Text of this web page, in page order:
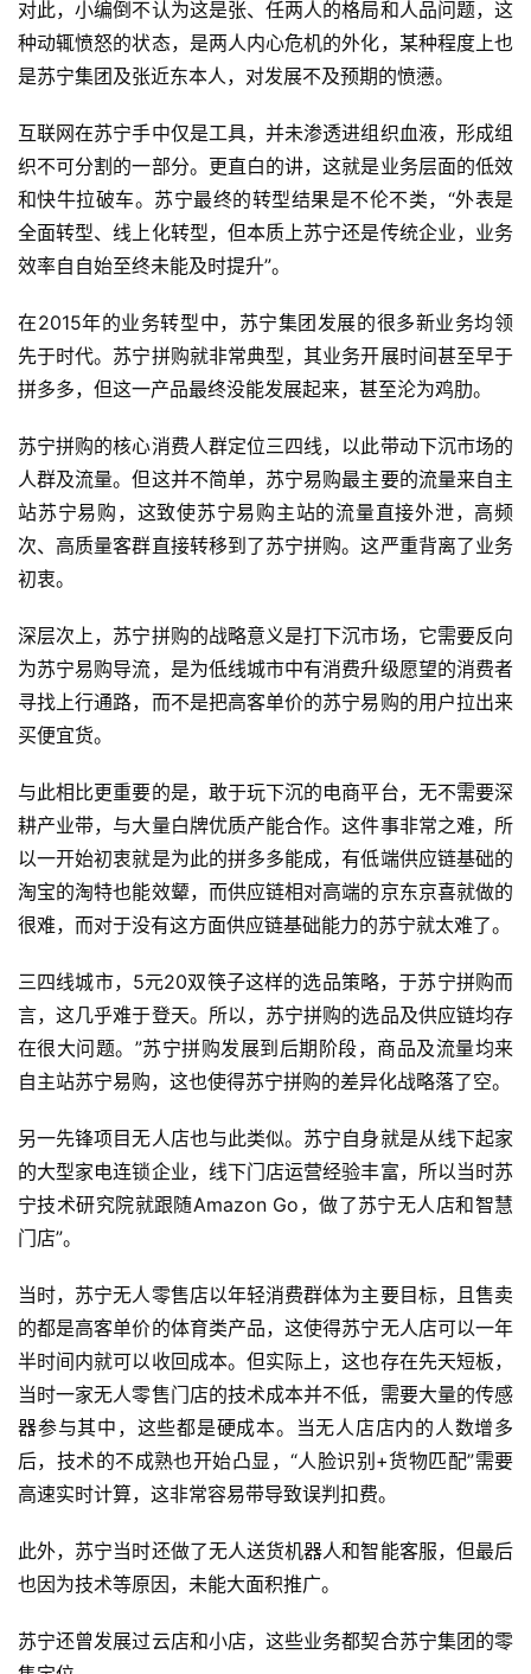
对此，小编倒不认为这是张、任两人的格局和人品问题，这
种动辄愤怒的状态，是两人内心危机的外化，某种程度上也
是苏宁集团及张近东本人，对发展不及预期的愤懑。
互联网在苏宁手中仅是工具，并未渗透进组织血液，形成组
织不可分割的一部分。更直白的讲，这就是业务层面的低效
和快牛拉破车。苏宁最终的转型结果是不伦不类，“外表是
全面转型、线上化转型，但本质上苏宁还是传统企业，业务
效率自自始至终未能及时提升”。
在2015年的业务转型中，苏宁集团发展的很多新业务均领
先于时代。苏宁拼购就非常典型，其业务开展时间甚至早于
拼多多，但这一产品最终没能发展起来，甚至沦为鸡肋。
苏宁拼购的核心消费人群定位三四线，以此带动下沉市场的
人群及流量。但这并不简单，苏宁易购最主要的流量来自主
站苏宁易购，这致使苏宁易购主站的流量直接外泄，高频
次、高质量客群直接转移到了苏宁拼购。这严重背离了业务
初衷。
深层次上，苏宁拼购的战略意义是打下沉市场，它需要反向
为苏宁易购导流，是为低线城市中有消费升级愿望的消费者
寻找上行通路，而不是把高客单价的苏宁易购的用户拉出来
买便宜货。
与此相比更重要的是，敢于玩下沉的电商平台，无不需要深
耕产业带，与大量白牌优质产能合作。这件事非常之难，所
以一开始初衷就是为此的拼多多能成，有低端供应链基础的
淘宝的淘特也能效颦，而供应链相对高端的京东京喜就做的
很难，而对于没有这方面供应链基础能力的苏宁就太难了。
三四线城市，5元20双筷子这样的选品策略，于苏宁拼购而
言，这几乎难于登天。所以，苏宁拼购的选品及供应链均存
在很大问题。”苏宁拼购发展到后期阶段，商品及流量均来
自主站苏宁易购，这也使得苏宁拼购的差异化战略落了空。
另一先锋项目无人店也与此类似。苏宁自身就是从线下起家
的大型家电连锁企业，线下门店运营经验丰富，所以当时苏
宁技术研究院就跟随Amazon Go，做了苏宁无人店和智慧
门店”。
当时，苏宁无人零售店以年轻消费群体为主要目标，且售卖
的都是高客单价的体育类产品，这使得苏宁无人店可以一年
半时间内就可以收回成本。但实际上，这也存在先天短板，
当时一家无人零售门店的技术成本并不低，需要大量的传感
器参与其中，这些都是硬成本。当无人店店内的人数增多
后，技术的不成熟也开始凸显，“人脸识别+货物匹配”需要
高速实时计算，这非常容易带导致误判扣费。
此外，苏宁当时还做了无人送货机器人和智能客服，但最后
也因为技术等原因，未能大面积推广。
苏宁还曾发展过云店和小店，这些业务都契合苏宁集团的零